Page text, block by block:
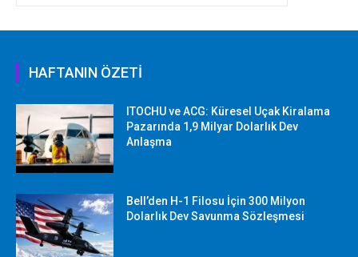
HAFTANIN ÖZETİ
ITOCHU ve ACG: Küresel Uçak Kiralama
Pazarında 1,9 Milyar Dolarlık Dev
Anlaşma
Bell’den H-1 Filosu İçin 300 Milyon
Dolarlık Dev Savunma Sözleşmesi